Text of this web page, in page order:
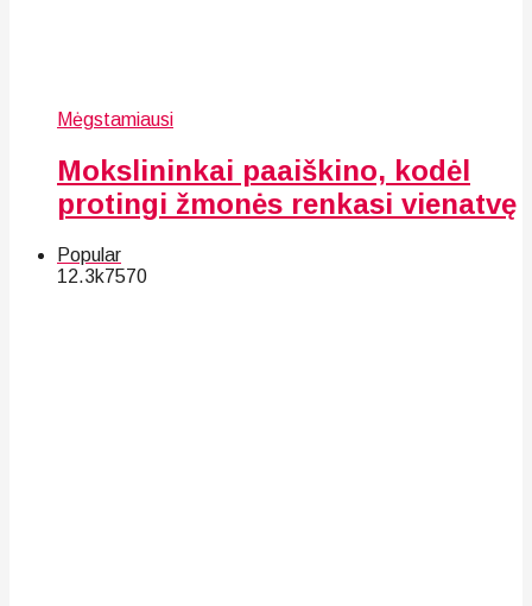
Mėgstamiausi
Mokslininkai paaiškino, kodėl
protingi žmonės renkasi vienatvę
Popular
12.3k7570